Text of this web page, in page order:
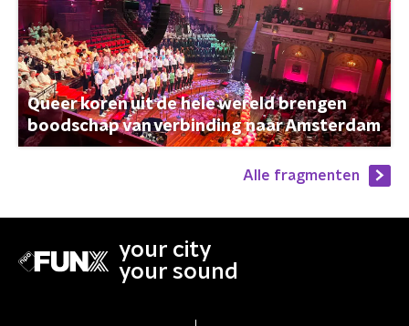
Queer koren uit de hele wereld brengen
boodschap van verbinding naar Amsterdam
Alle fragmenten
your city
your sound